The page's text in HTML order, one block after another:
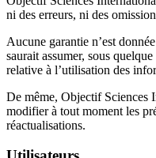
ni des erreurs, ni des
Aucune garantie n’est
saurait assumer, sous
relative à l’utilisation des
De même, Objectif Sciences
modifier à tout moment les
réactualisations.